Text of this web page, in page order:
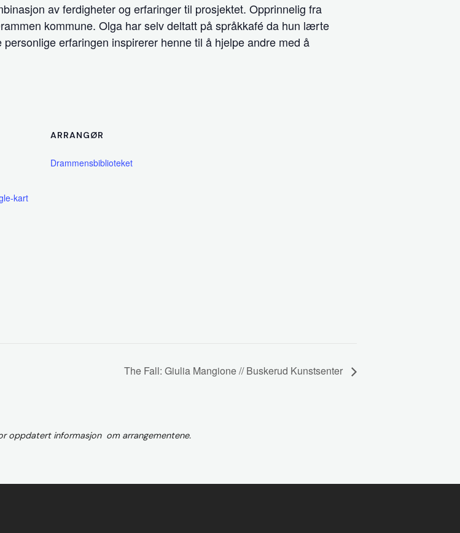
av ferdigheter og erfaringer til prosjektet. Opprinnelig fra
kommune. Olga har selv deltatt på språkkafé da hun lærte
erfaringen inspirerer henne til å hjelpe andre med å
kart
ARRANGØR
Drammensbiblioteket
The Fall: Giulia Mangione // Buskerud Kunstsenter
oppdatert informasjon om arrangementene.